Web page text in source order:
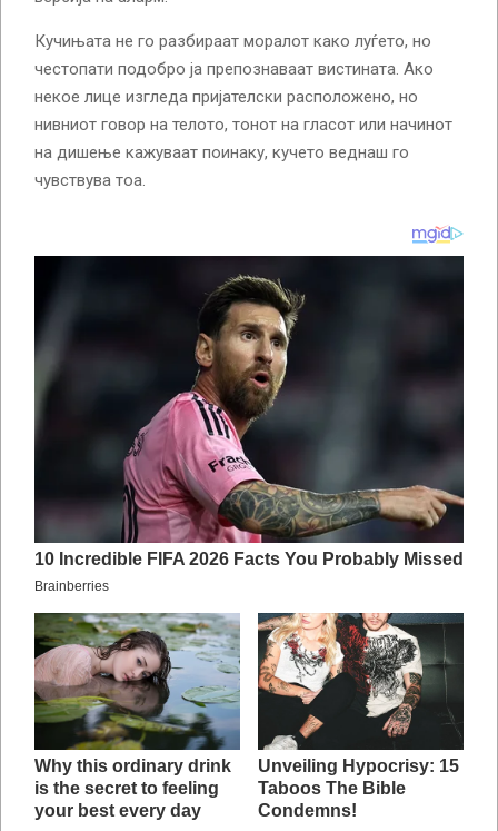
Кучињата не го разбираат моралот како луѓето, но
честопати подобро ја препознаваат вистината. Ако
некое лице изгледа пријателски расположено, но
нивниот говор на телото, тонот на гласот или начинот
на дишење кажуваат поинаку, кучето веднаш го
чувствува тоа.